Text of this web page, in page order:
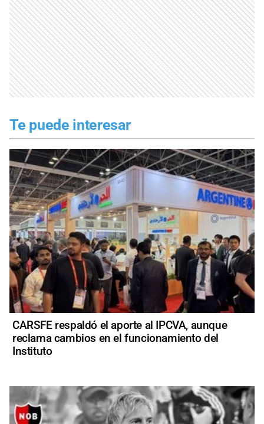
Te puede interesar
CARSFE respaldó el aporte al IPCVA, aunque
reclama cambios en el funcionamiento del
Instituto